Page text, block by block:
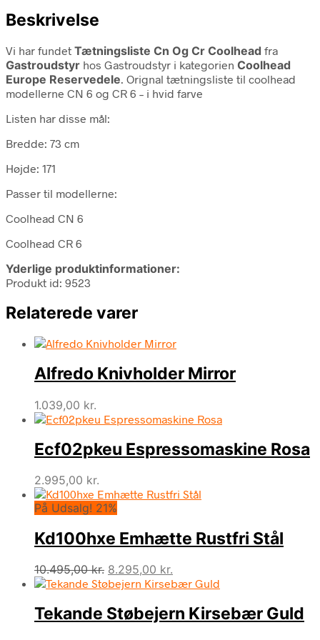
Beskrivelse
Vi har fundet Tætningsliste Cn Og Cr Coolhead fra
Gastroudstyr hos Gastroudstyr i kategorien Coolhead
Europe Reservedele. Orignal tætningsliste til coolhead
modellerne CN 6 og CR 6 – i hvid farve
Listen har disse mål:
Bredde: 73 cm
Højde: 171
Passer til modellerne:
Coolhead CN 6
Coolhead CR 6
Yderlige produktinformationer:
Produkt id: 9523
Relaterede varer
Alfredo Knivholder Mirror
1.039,00 kr.
Ecf02pkeu Espressomaskine Rosa
2.995,00 kr.
På Udsalg! 21%
Kd100hxe Emhætte Rustfri Stål
10.495,00kr. Den
oprindelige
var:
10.495,00 kr..
8.295,00 kr.
aktuelle
er:
8.295,00 kr..
Tekande Støbejern Kirsebær Guld